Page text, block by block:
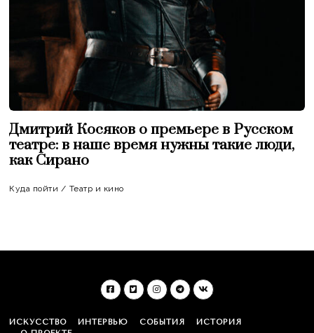
Дмитрий Косяков о премьере в Русском
театре: в наше время нужны такие люди,
как Сирано
Куда пойти / Театр и кино
ИСКУССТВО ИНТЕРВЬЮ СОБЫТИЯ
ИСТОРИЯ